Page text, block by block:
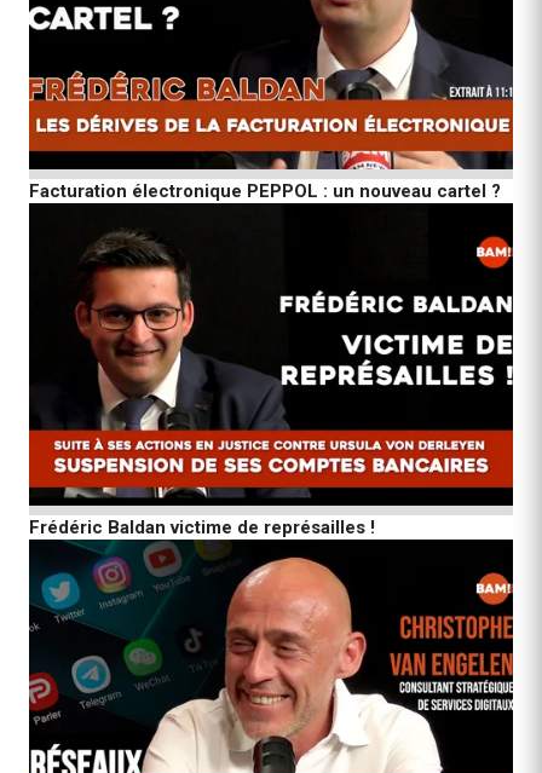
Facturation électronique PEPPOL : un nouveau cartel ?
Frédéric Baldan victime de représailles !